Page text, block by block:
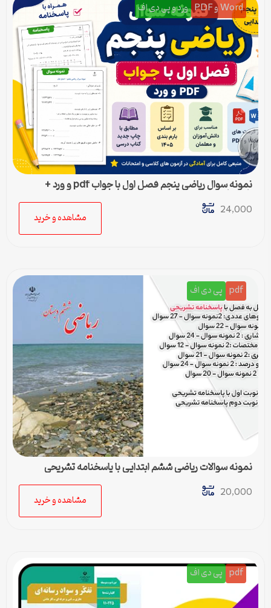
Word و PDF ورد و پی دی اف
نمونه سوال ریاضی پنجم فصل اول با جواب pdf و ورد +
پاسخنامه
24,000
مشاهده و خرید
pdf پی دی اف
نمونه سوالات ریاضی ششم ابتدایی با پاسخنامه تشریحی
20,000
مشاهده و خرید
pdf پی دی اف